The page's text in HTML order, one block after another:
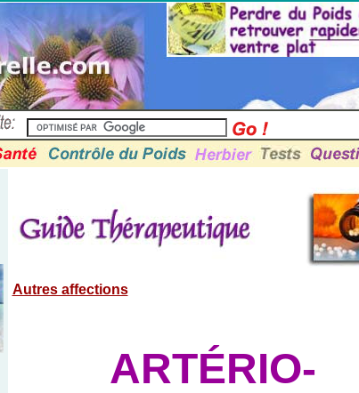
Autres affections
ARTÉRIO-